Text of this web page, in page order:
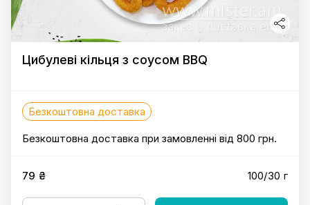
Цибулеві кільця з соусом BBQ
Безкоштовна доставка
Безкоштовна доставка при замовленні від 800 грн.
79 ₴ 100/30 г